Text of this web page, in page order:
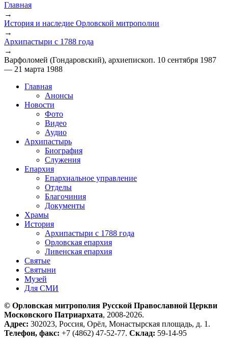
Главная
→
История и наследие Орловской митрополии
→
Архипастыри с 1788 года
→
Варфоломей (Гондаровский), архиепископ. 10 сентября 1987
— 21 марта 1988
Главная
Анонсы
Новости
Фото
Видео
Аудио
Архипастырь
Биография
Служения
Епархия
Епархиальное управление
Отделы
Благочиния
Документы
Храмы
История
Архипастыри с 1788 года
Орловская епархия
Ливенская епархия
Святые
Святыни
Музей
Для СМИ
© Орловская митрополия Русской Православной Церкви
Московского Патриархата, 2008-2026.
Адрес: 302023, Россия, Орёл, Монастырская площадь, д. 1.
Телефон, факс: +7 (4862) 47-52-77. Склад: 59-14-95